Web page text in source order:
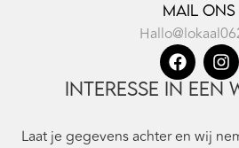
Mail ons
Interesse in een
Laat je gegevens achter en wij